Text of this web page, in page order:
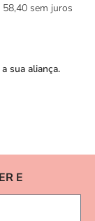
58,40 sem juros
sua aliança.
E